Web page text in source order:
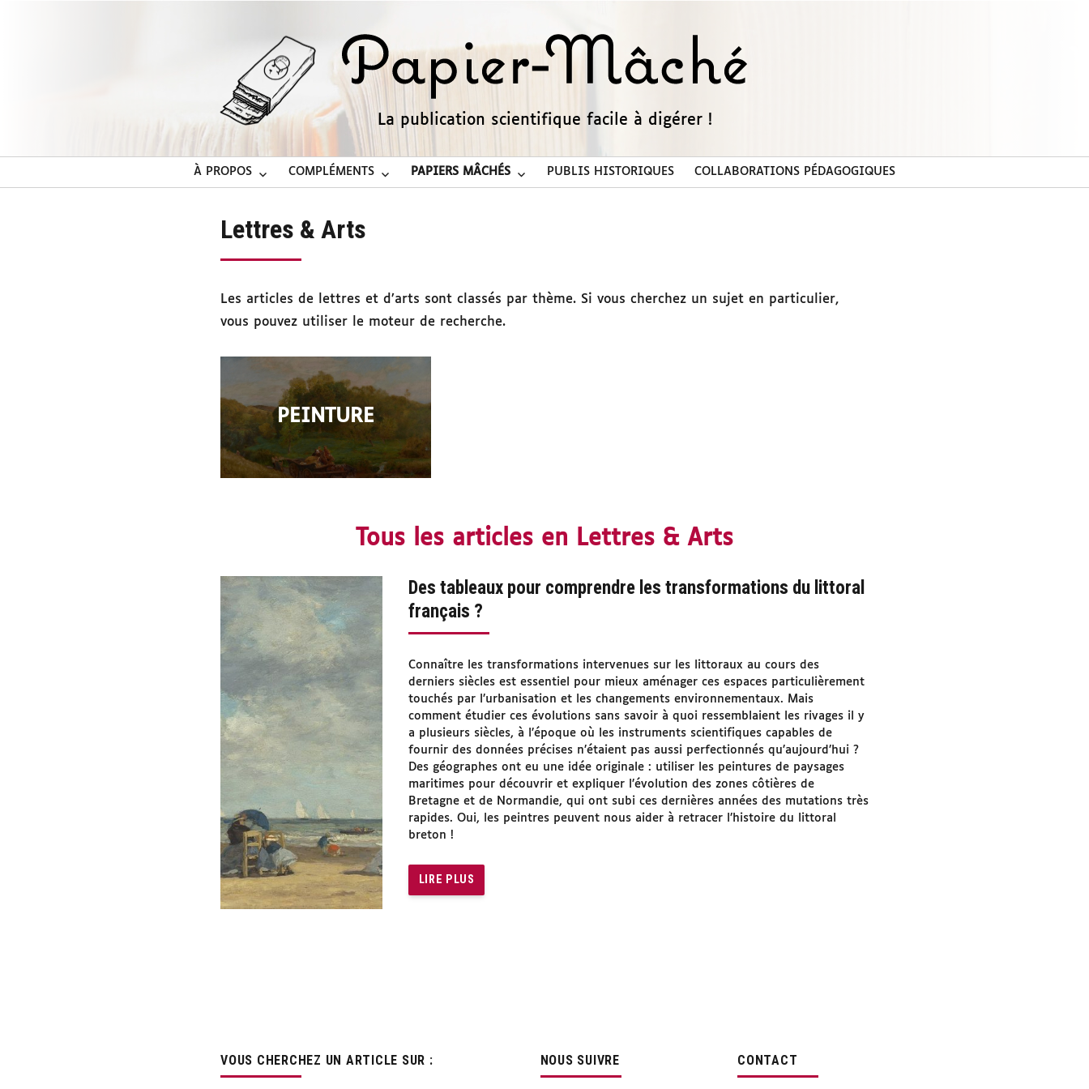
La publication scientifique facile à digérer !
À PROPOS COMPLÉMENTS PAPIERS MÂCHÉS PUBLIS HISTORIQUES COLLABORATIONS PÉDAGOGIQUES
Lettres & Arts
Les articles de lettres et d’arts sont classés par thème. Si vous cherchez un sujet en particulier,
vous pouvez utiliser le moteur de recherche.
PEINTURE
Tous les articles en Lettres & Arts
Des tableaux pour comprendre les transformations du littoral
français ?
Connaître les transformations intervenues sur les littoraux au cours des
derniers siècles est essentiel pour mieux aménager ces espaces particulièrement
touchés par l’urbanisation et les changements environnementaux. Mais
comment étudier ces évolutions sans savoir à quoi ressemblaient les rivages il y
a plusieurs siècles, à l’époque où les instruments scientifiques capables de
fournir des données précises n’étaient pas aussi perfectionnés qu’aujourd’hui ?
Des géographes ont eu une idée originale : utiliser les peintures de paysages
maritimes pour découvrir et expliquer l’évolution des zones côtières de
Bretagne et de Normandie, qui ont subi ces dernières années des mutations très
rapides. Oui, les peintres peuvent nous aider à retracer l’histoire du littoral
breton !
LIRE PLUS
VOUS CHERCHEZ UN ARTICLE SUR : NOUS SUIVRE CONTACT